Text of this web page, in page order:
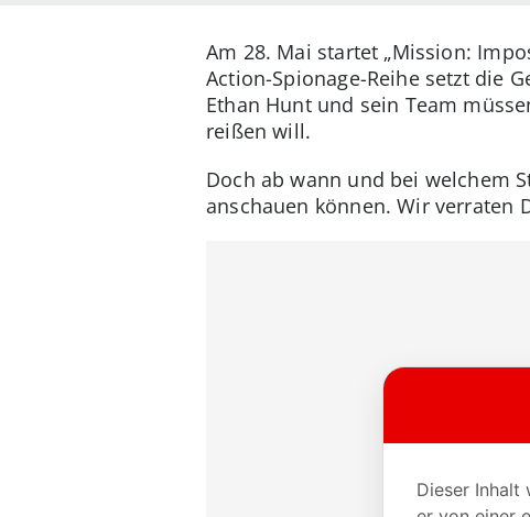
Am 28. Mai startet „Mission:
Action-Spionage-Reihe setzt die
Ethan Hunt und sein Team
reißen will.
Doch ab wann und bei welchem
anschauen können. Wir verraten